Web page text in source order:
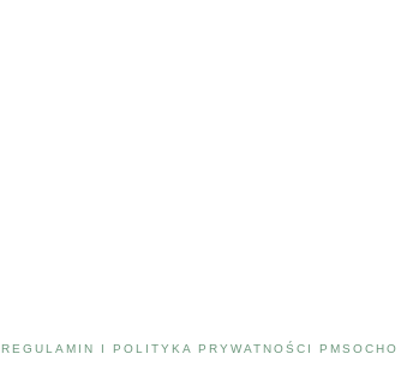
REGULAMIN I POLITYKA PRYWATNOŚCI PMSOCHO